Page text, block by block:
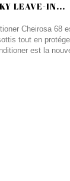
LEAVE-IN...
Cheirosa 68
tout en
est la